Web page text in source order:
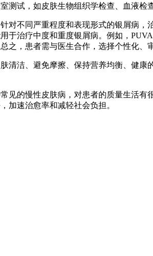
测试，如皮肤生物组织学检查、血液检
对不同严重程度和表现形式的银屑病
于治疗中度和重度银屑病。例如，
之，患者需与医生合作，选择个性化、
清洁、避免摩擦、保持营养均衡、健
见的慢性皮肤病，对患者的质量生活
加速治愈率和减轻社会负担。